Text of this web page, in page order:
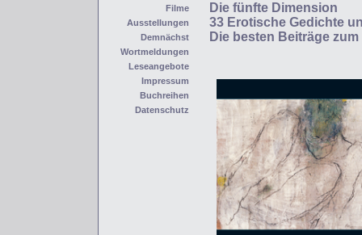
Filme
Ausstellungen
Demnächst
Wortmeldungen
Leseangebote
Impressum
Buchreihen
Datenschutz
Die fünfte Dimension
33 Erotische Gedichte
Die besten Beiträge